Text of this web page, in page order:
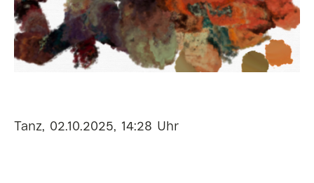
Tanz, 02.10.2025, 14:28 Uhr